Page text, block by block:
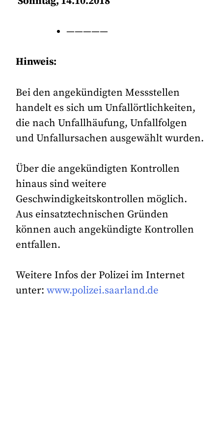
—————
Hinweis:
Bei den angekündigten Messstellen
handelt es sich um Unfallörtlichkeiten,
die nach Unfallhäufung, Unfallfolgen
und Unfallursachen ausgewählt wurden.
Über die angekündigten Kontrollen
hinaus sind weitere
Geschwindigkeitskontrollen möglich.
Aus einsatztechnischen Gründen
können auch angekündigte Kontrollen
entfallen.
Weitere Infos der Polizei im Internet
unter:www.polizei.saarland.de